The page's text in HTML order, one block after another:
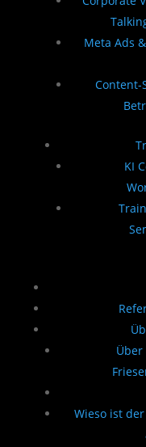
Meta Ads
Content-
KI
Über
Wieso ist